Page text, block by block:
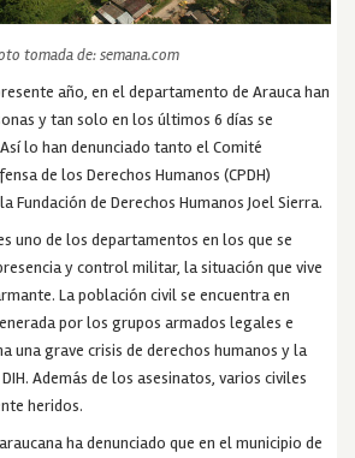
tomada de: semana.com
año, en el departamento de Arauca han
y tan solo en los últimos 6 días se
lo han denunciado tanto el Comité
de los Derechos Humanos (CPDH)
Fundación de Derechos Humanos Joel Sierra.
uno de los departamentos en los que se
y control militar, la situación que vive
La población civil se encuentra en
por los grupos armados legales e
una grave crisis de derechos humanos y la
Además de los asesinatos, varios civiles
heridos.
ha denunciado que en el municipio de